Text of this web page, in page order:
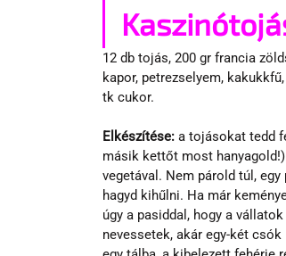
12 db tojás, 200 gr francia
kapor, petrezselyem,
tk cukor.
Elkészítése: a tojásokat tedd
másik kettőt most
vegetával. Nem párold túl,
hagyd kihűlni. Ha már
úgy a pasiddal, hogy a
nevessetek, akár egy-két